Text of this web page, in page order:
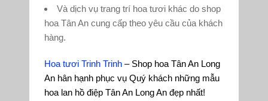
Và dịch vụ trang trí hoa tươi khác do shop
hoa Tân An cung cấp theo yêu cầu của khách
hàng.
Hoa tươi Trinh Trinh – Shop hoa Tân An Long
An hân hạnh phục vụ Quý khách những mẫu
hoa lan hồ điệp Tân An Long An đẹp nhất!